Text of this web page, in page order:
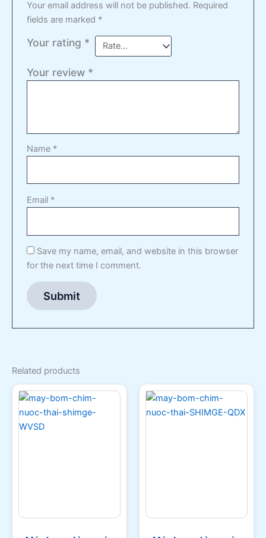
Your email address will not be published. Required
fields are marked *
Your rating *
Your review *
Name *
Email *
Save my name, email, and website in this browser
for the next time I comment.
Related products